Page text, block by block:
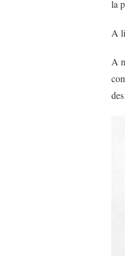
DIRECTEUR »
TROLLOPE…
la
A
A